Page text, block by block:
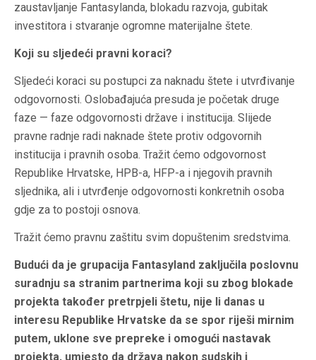
zaustavljanje Fantasylanda, blokadu razvoja, gubitak
investitora i stvaranje ogromne materijalne štete.
Koji su sljedeći pravni koraci?
Sljedeći koraci su postupci za naknadu štete i utvrđivanje
odgovornosti. Oslobađajuća presuda je početak druge
faze — faze odgovornosti države i institucija. Slijede
pravne radnje radi naknade štete protiv odgovornih
institucija i pravnih osoba. Tražit ćemo odgovornost
Republike Hrvatske, HPB-a, HFP-a i njegovih pravnih
sljednika, ali i utvrđenje odgovornosti konkretnih osoba
gdje za to postoji osnova.
Tražit ćemo pravnu zaštitu svim dopuštenim sredstvima.
Budući da je grupacija Fantasyland zaključila poslovnu
suradnju sa stranim partnerima koji su zbog blokade
projekta također pretrpjeli štetu, nije li danas u
interesu Republike Hrvatske da se spor riješi mirnim
putem, uklone sve prepreke i omogući nastavak
projekta, umjesto da država nakon sudskih i